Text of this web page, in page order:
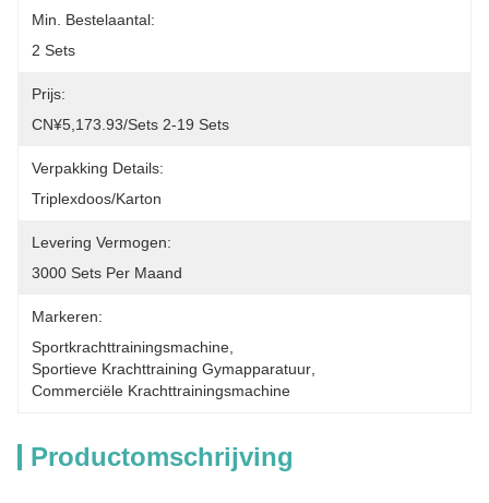
Min. Bestelaantal:
2 Sets
Prijs:
CN¥5,173.93/sets 2-19 Sets
Verpakking Details:
Triplexdoos/Karton
Levering Vermogen:
3000 Sets Per Maand
Markeren:
Sportkrachttrainingsmachine
Sportieve Krachttraining Gymapparatuur
Commerciële Krachttrainingsmachine
Productomschrijving